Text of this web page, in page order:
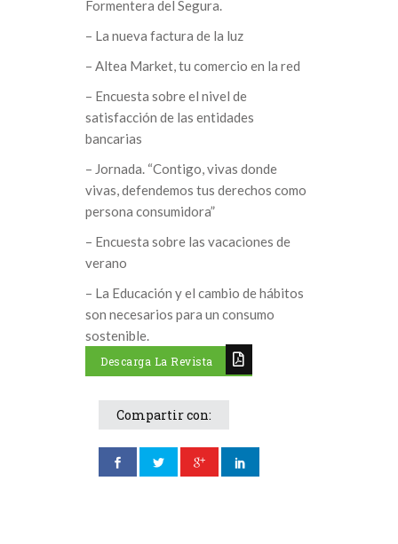
Formentera del Segura.
– La nueva factura de la luz
– Altea Market, tu comercio en la red
– Encuesta sobre el nivel de
satisfacción de las entidades
bancarias
– Jornada. “Contigo, vivas donde
vivas, defendemos tus derechos como
persona consumidora”
– Encuesta sobre las vacaciones de
verano
– La Educación y el cambio de hábitos
son necesarios para un consumo
sostenible.
Descarga La Revista
Compartir con: